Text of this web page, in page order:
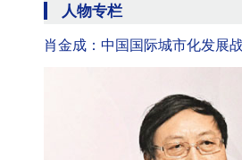
人物专栏